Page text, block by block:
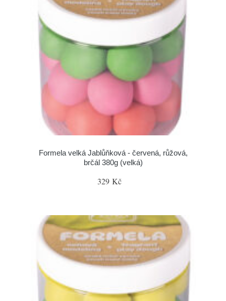
Formela velká Jablůňková - červená, růžová,
brčál 380g (velká)
329 Kč